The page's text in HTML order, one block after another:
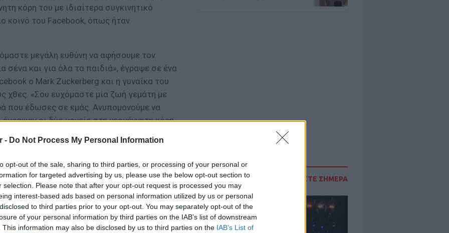
- Do Not Process My Personal Information
opt-out of the sale, sharing to third parties, or processing of your personal or
for targeted advertising by us, please use the below opt-out section to
selection. Please note that after your opt-out request is processed you may
interest-based ads based on personal information utilized by us or personal
to third parties prior to your opt-out. You may separately opt-out of the
of your personal information by third parties on the IAB’s list of downstream
This information may also be disclosed by us to third parties on the IAB’s List of
ΔΙΑΒΑΣΤΕ ΣΗΜΕΡΑ
κόρη του με ιδιαίτερα συγκινητικό
κοινό του Facebook, όπως ήταν
μεγάλη ευθύνη να αφήσουμε τον
σένα και για όλα τα παιδιά», έγραψε σε ένα
ο Μark Zuckerberg και η γυναίκα του
χθες. «Σου ευχόμαστε μία ζωή γεμάτη με
που έδωσες σε εμάς. Ανυπομονούμε να
οι δύο γονείς στη νεογέννητη κόρη